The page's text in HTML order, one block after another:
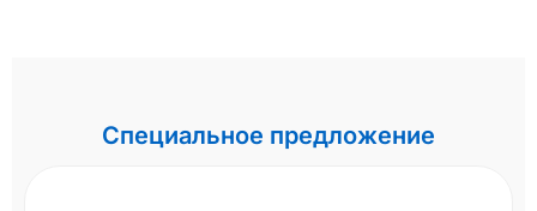
Специальное предложение